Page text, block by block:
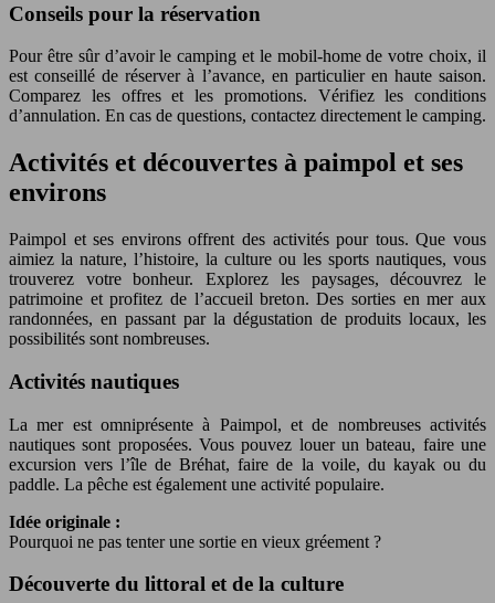
Conseils pour la réservation
Pour être sûr d’avoir le camping et le mobil-home de votre choix, il
est conseillé de réserver à l’avance, en particulier en haute saison.
Comparez les offres et les promotions. Vérifiez les conditions
d’annulation. En cas de questions, contactez directement le camping.
Activités et découvertes à paimpol et ses
environs
Paimpol et ses environs offrent des activités pour tous. Que vous
aimiez la nature, l’histoire, la culture ou les sports nautiques, vous
trouverez votre bonheur. Explorez les paysages, découvrez le
patrimoine et profitez de l’accueil breton. Des sorties en mer aux
randonnées, en passant par la dégustation de produits locaux, les
possibilités sont nombreuses.
Activités nautiques
La mer est omniprésente à Paimpol, et de nombreuses activités
nautiques sont proposées. Vous pouvez louer un bateau, faire une
excursion vers l’île de Bréhat, faire de la voile, du kayak ou du
paddle. La pêche est également une activité populaire.
Idée originale :
Pourquoi ne pas tenter une sortie en vieux gréement ?
Découverte du littoral et de la culture